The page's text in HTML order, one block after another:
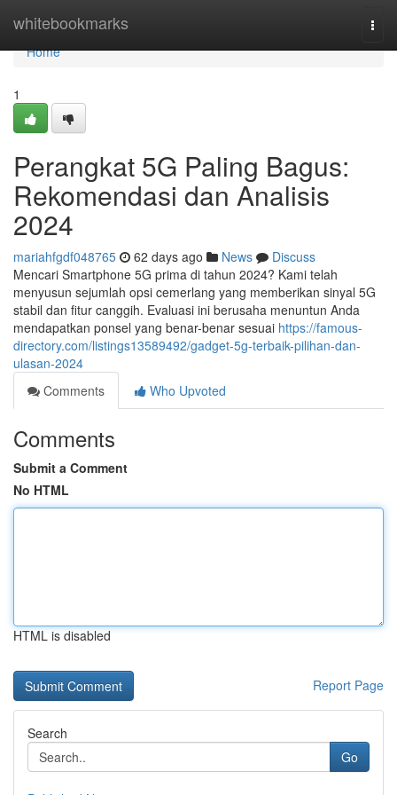
whitebookmarks
Home
Home
1
Perangkat 5G Paling Bagus:
Rekomendasi dan Analisis
2024
mariahfgdf048765 62 days ago News
Discuss
Mencari Smartphone 5G prima di tahun 2024? Kami telah
menyusun sejumlah opsi cemerlang yang memberikan sinyal 5G
stabil dan fitur canggih. Evaluasi ini berusaha menuntun Anda
mendapatkan ponsel yang benar-benar sesuai https://famous-
directory.com/listings13589492/gadget-5g-terbaik-pilihan-dan-
ulasan-2024
Comments
Who Upvoted
Comments
Submit a Comment
No HTML
HTML is disabled
Report Page
Search
Go